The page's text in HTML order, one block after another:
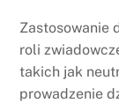
Zastosowanie
roli
takich jak
prowadzenie